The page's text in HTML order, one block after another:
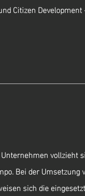
Citizen
vollzieht
Bei der Umsetzung
sich die